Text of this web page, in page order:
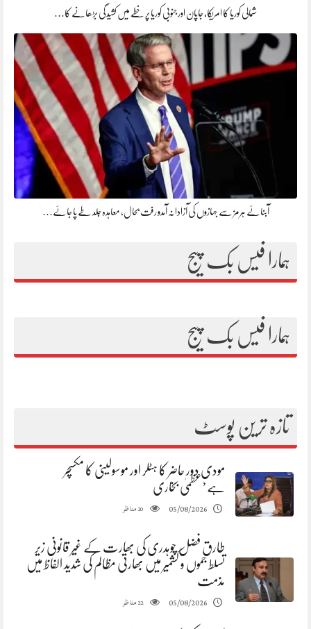
شمالی کوریا کا امریکا، جاپان اور جنوبی کوریا پر خطے میں کشیدگی بڑھانے کا…
آبنائے ہرمز سے جہازوں کی آزادانہ آمدو رفت بحال، معاہدہ جلد طے پا جائے…
ہمارا فیس بک پیج
ہمارا فیس بک پیج
تازہ ترین پوسٹ
مودی دور حاضر کا ہٹلر اور موسولینی کا مکسچر
ہے’عظمیٰ بخاری
05/08/2026
20مناظر
طارق فضل چوہدری کی بھارت کے غیر قانونی زیر
تسلط جموں و کشمیر میں بھارتی مظالم کی شدید الفاظ میں
مذمت
05/08/2026
22مناظر